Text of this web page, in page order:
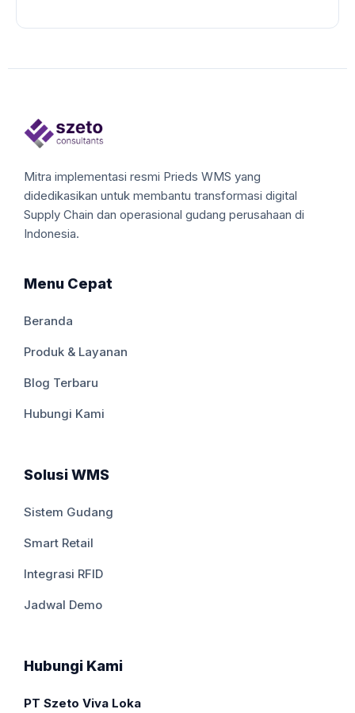
Mitra implementasi resmi Prieds WMS yang
didedikasikan untuk membantu transformasi digital
Supply Chain dan operasional gudang perusahaan di
Indonesia.
Menu Cepat
Beranda
Produk & Layanan
Blog Terbaru
Hubungi Kami
Solusi WMS
Sistem Gudang
Smart Retail
Integrasi RFID
Jadwal Demo
Hubungi Kami
PT Szeto Viva Loka